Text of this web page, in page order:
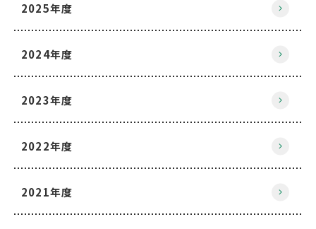
2025年度
2024年度
2023年度
2022年度
2021年度